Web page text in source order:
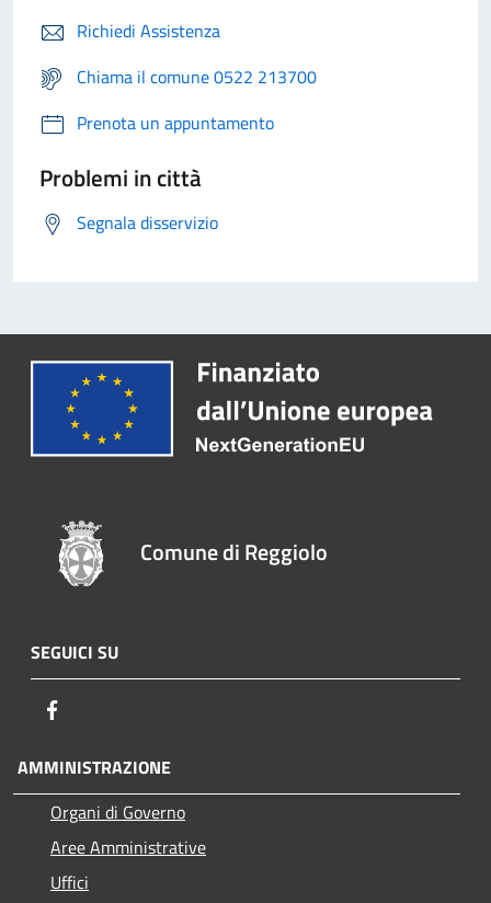
Richiedi Assistenza
Chiama il comune 0522 213700
Prenota un appuntamento
Problemi in città
Segnala disservizio
Comune di Reggiolo
SEGUICI SU
AMMINISTRAZIONE
Organi di Governo
Aree Amministrative
Uffici